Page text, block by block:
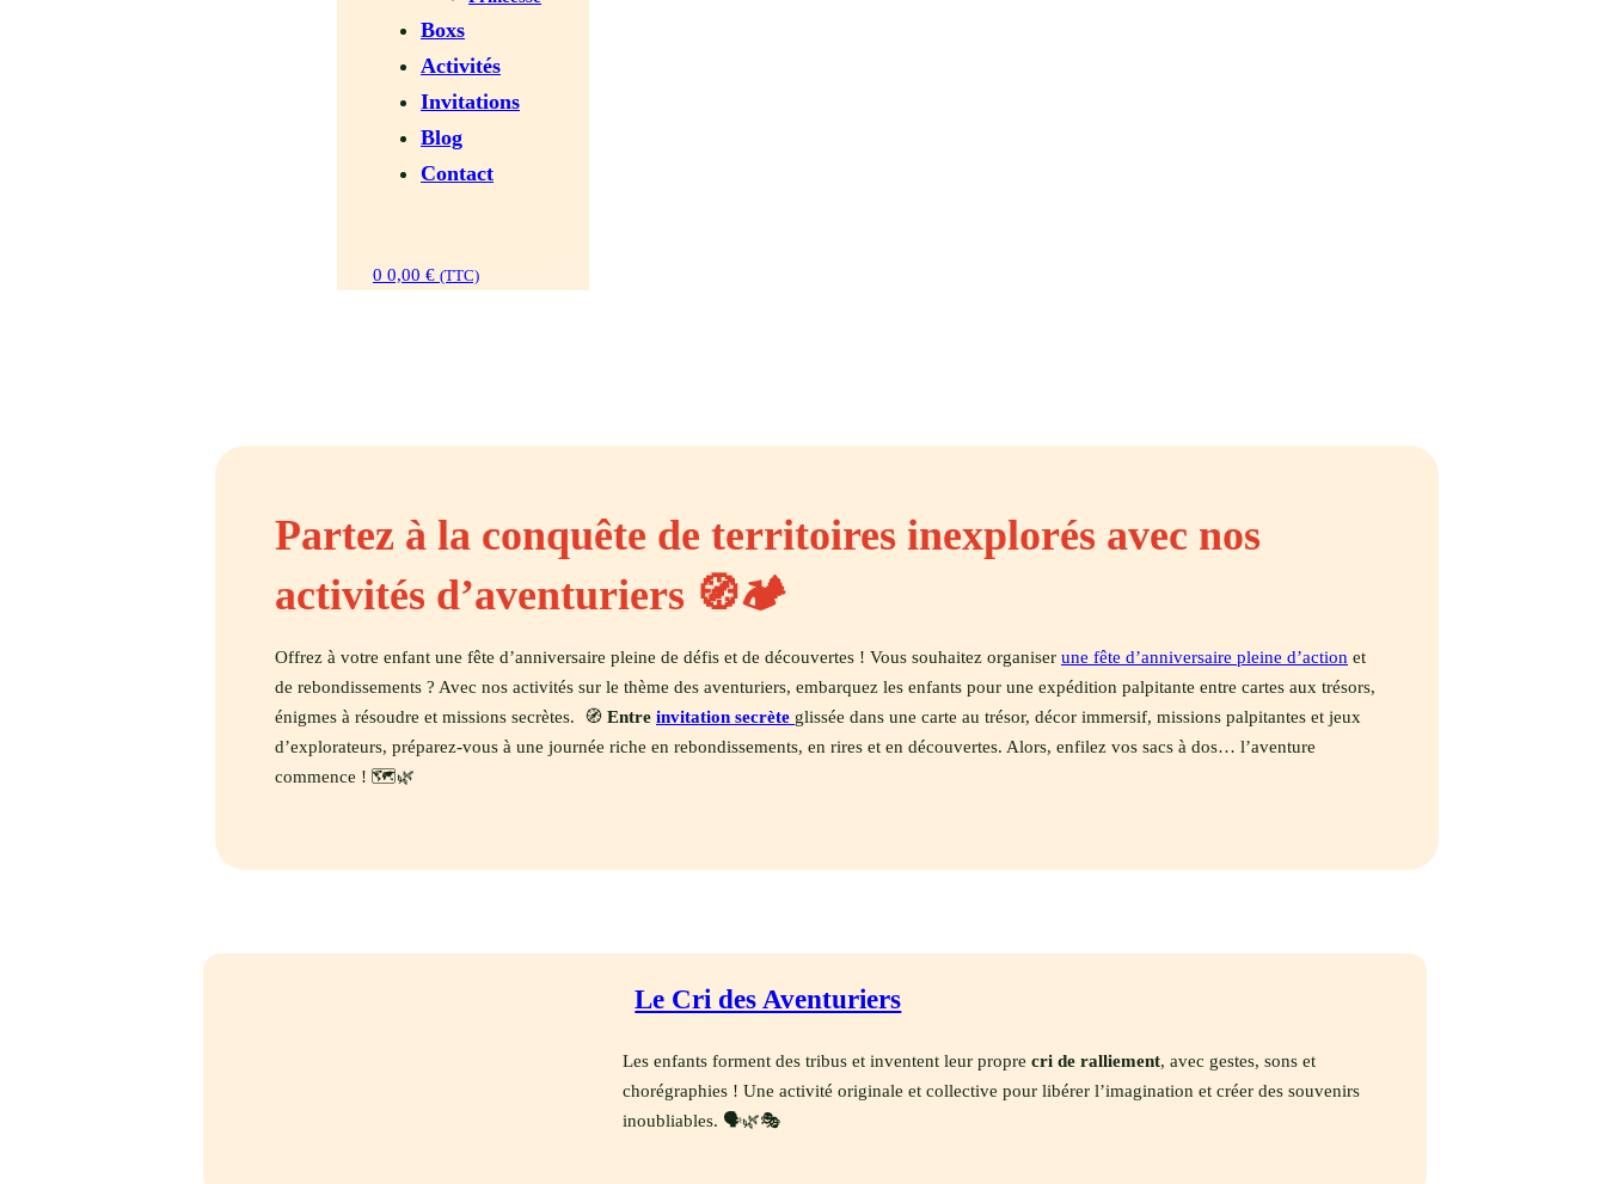
Boxs
Activités
Invitations
Blog
Contact
0 0,00 € (TTC)
Partez à la conquête de territoires inexplorés avec nos
activités d’aventuriers 🧭🏕️
Offrez à votre enfant une fête d’anniversaire pleine de défis et de découvertes ! Vous souhaitez organiser une fête d’anniversaire pleine d’action et
de rebondissements ? Avec nos activités sur le thème des aventuriers, embarquez les enfants pour une expédition palpitante entre cartes aux trésors,
énigmes à résoudre et missions secrètes. 🧭 Entre invitation secrète glissée dans une carte au trésor, décor immersif, missions palpitantes et jeux
d’explorateurs, préparez-vous à une journée riche en rebondissements, en rires et en découvertes. Alors, enfilez vos sacs à dos… l’aventure
commence ! 🗺️🌿
Le Cri des Aventuriers
Les enfants forment des tribus et inventent leur proprecri de ralliement, avec gestes, sons et
chorégraphies ! Une activité originale et collective pour libérer l’imagination et créer des souvenirs
inoubliables. 🗣️🌿🎭